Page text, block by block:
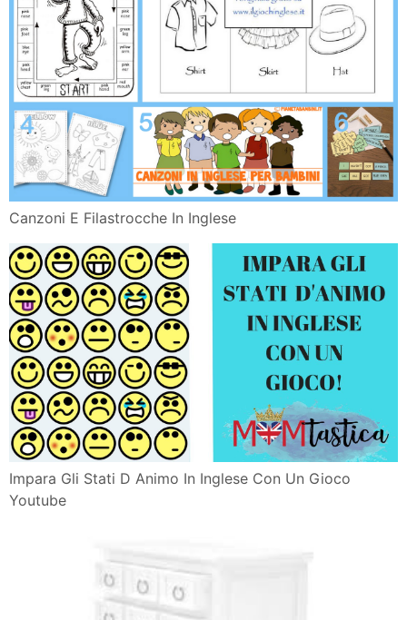
Canzoni E Filastrocche In Inglese
Impara Gli Stati D Animo In Inglese Con Un Gioco
Youtube